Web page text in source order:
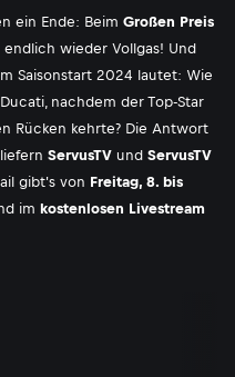
ein Ende: Beim Großen Preis
wieder Vollgas! Und
Saisonstart 2024 lautet: Wie
nachdem der Top-Star
Rücken kehrte? Die Antwort
ServusTV und ServusTV
gibt's von Freitag, 8. bis
im kostenlosen Livestream